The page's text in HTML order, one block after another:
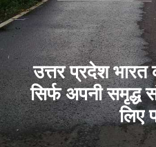
उत्तर प्रदेश
सिर्फ अपनी
लिए